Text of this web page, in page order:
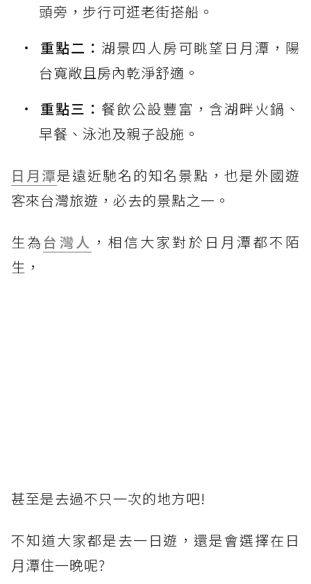
頭旁，步行可逛老街搭船。
重點二： 湖景四人房可眺望日月潭，陽
台寬敞且房內乾淨舒適。
重點三： 餐飲公設豐富，含湖畔火鍋、
早餐、泳池及親子設施。
日月潭是遠近馳名的知名景點，也是外國遊
客來台灣旅遊，必去的景點之一。
生為台灣人 ，相信大家對於日月潭都不陌
生，
甚至是去過不只一次的地方吧!
不知道大家都是去一日遊，還是會選擇在日
月潭住一晚呢?